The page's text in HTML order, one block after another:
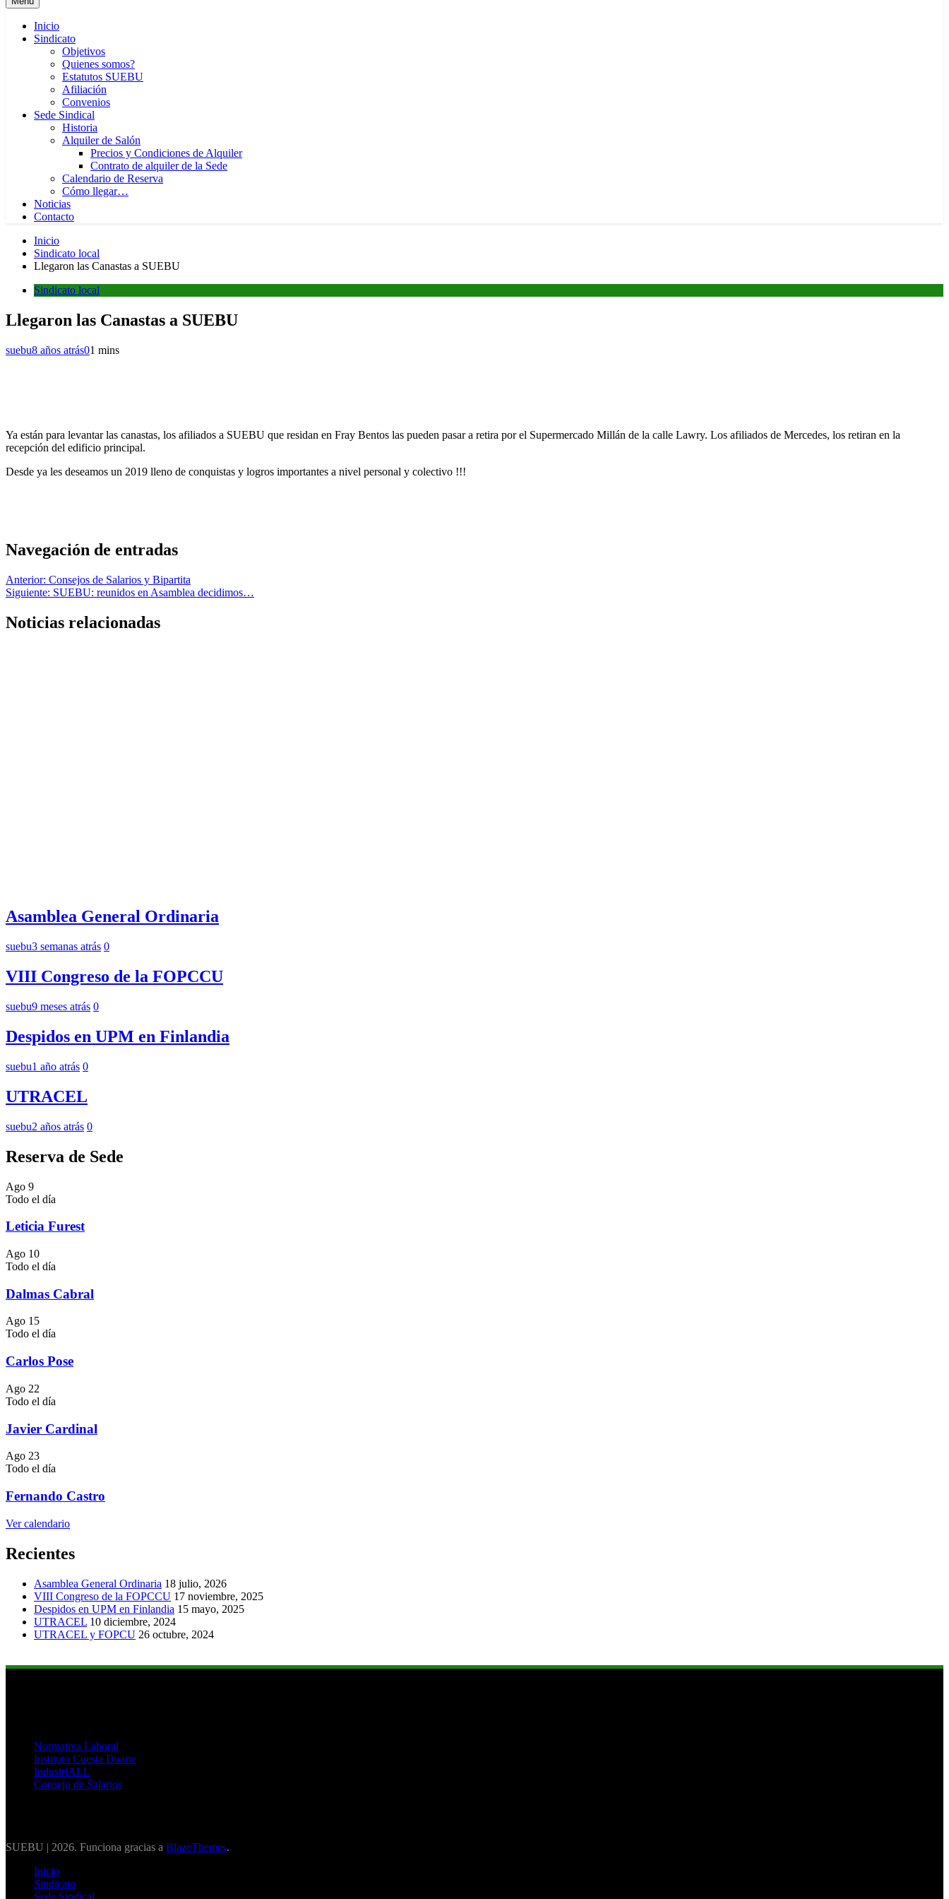
Inicio
Sindicato
Objetivos
Quienes somos?
Estatutos SUEBU
Afiliación
Convenios
Sede Sindical
Historia
Alquiler de Salón
Precios y Condiciones de Alquiler
Contrato de alquiler de la Sede
Calendario de Reserva
Cómo llegar…
Noticias
Contacto
Inicio
Sindicato local
Llegaron las Canastas a SUEBU
Sindicato local
Llegaron las Canastas a SUEBU
suebu8 años atrás01 mins
Ya están para levantar las canastas, los afiliados a SUEBU que residan en Fray Bentos las pueden pasar a retira por el Supermercado Millán de la calle Lawry. Los afiliados de Mercedes, los retiran en la
recepción del edificio principal.
Desde ya les deseamos un 2019 lleno de conquistas y logros importantes a nivel personal y colectivo !!!
Navegación de entradas
Anterior: Consejos de Salarios y Bipartita
Siguiente: SUEBU: reunidos en Asamblea decidimos…
Noticias relacionadas
Asamblea General Ordinaria
suebu3 semanas atrás 0
VIII Congreso de la FOPCCU
suebu9 meses atrás 0
Despidos en UPM en Finlandia
suebu1 año atrás 0
UTRACEL
suebu2 años atrás 0
Reserva de Sede
Ago 9
Todo el día
Leticia Furest
Ago 10
Todo el día
Dalmas Cabral
Ago 15
Todo el día
Carlos Pose
Ago 22
Todo el día
Javier Cardinal
Ago 23
Todo el día
Fernando Castro
Ver calendario
Recientes
Asamblea General Ordinaria 18 julio, 2026
VIII Congreso de la FOPCCU 17 noviembre, 2025
Despidos en UPM en Finlandia 15 mayo, 2025
UTRACEL 10 diciembre, 2024
UTRACEL y FOPCU 26 octubre, 2024
Normativa Laboral
Instituto Cuesta Duarte
IndustriALL
Consejo de Salarios
SUEBU | 2026. Funciona gracias a BlazeThemes.
Inicio
Sindicato